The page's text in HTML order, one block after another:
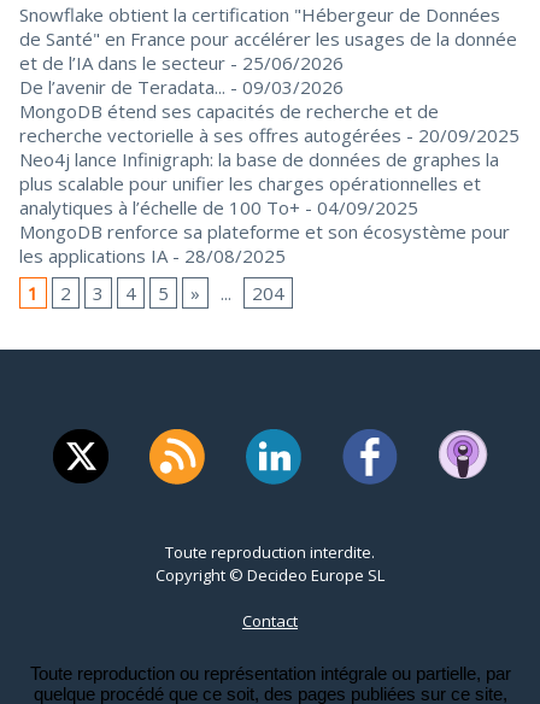
Snowflake obtient la certification "Hébergeur de Données
de Santé" en France pour accélérer les usages de la donnée
et de l’IA dans le secteur - 25/06/2026
De l’avenir de Teradata... - 09/03/2026
MongoDB étend ses capacités de recherche et de
recherche vectorielle à ses offres autogérées - 20/09/2025
Neo4j lance Infinigraph: la base de données de graphes la
plus scalable pour unifier les charges opérationnelles et
analytiques à l’échelle de 100 To+ - 04/09/2025
MongoDB renforce sa plateforme et son écosystème pour
les applications IA - 28/08/2025
1
2 3 4 5 » ... 204
Toute reproduction interdite.
Copyright © Decideo Europe SL
Contact
Toute reproduction ou représentation intégrale ou partielle, par
quelque procédé que ce soit, des pages publiées sur ce site,